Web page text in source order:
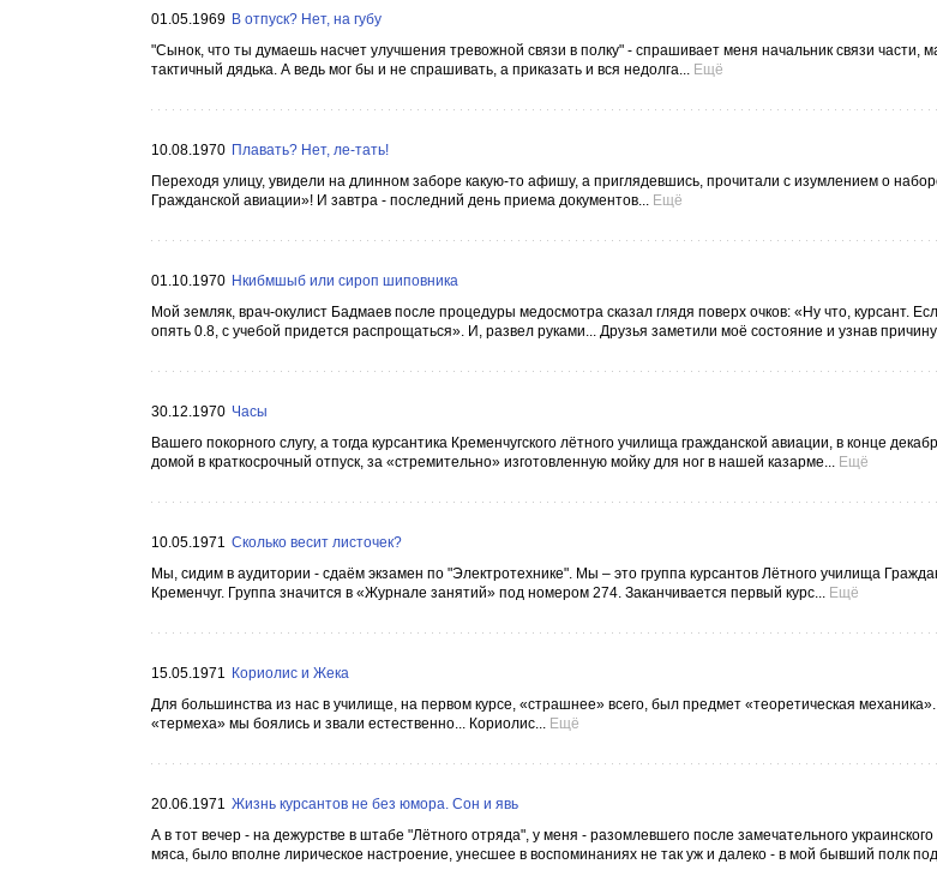
01.05.1969 В отпуск? Нет, на губу
"Сынок, что ты думаешь насчет улучшения тревожной связи в полку" - спрашивает меня начальник связи части,
тактичный дядька. А ведь мог бы и не спрашивать, а приказать и вся недолга... Ещё
10.08.1970 Плавать? Нет, ле-тать!
Переходя улицу, увидели на длинном заборе какую-то афишу, а приглядевшись, прочитали с изумлением о
Гражданской авиации»! И завтра - последний день приема документов... Ещё
01.10.1970 Нкибмшыб или сироп шиповника
Мой земляк, врач-окулист Бадмаев после процедуры медосмотра сказал глядя поверх очков: «Ну что, курсант.
опять 0.8, с учебой придется распрощаться». И, развел руками... Друзья заметили моё состояние и узнав
30.12.1970 Часы
Вашего покорного слугу, а тогда курсантика Кременчугского лётного училища гражданской авиации, в конце
домой в краткосрочный отпуск, за «стремительно» изготовленную мойку для ног в нашей казарме... Ещё
10.05.1971 Сколько весит листочек?
Мы, сидим в аудитории - сдаём экзамен по "Электротехнике". Мы – это группа курсантов Лётного училища
Кременчуг. Группа значится в «Журнале занятий» под номером 274. Заканчивается первый курс... Ещё
15.05.1971 Кориолис и Жека
Для большинства из нас в училище, на первом курсе, «страшнее» всего, был предмет «теоретическая
«термеха» мы боялись и звали естественно... Кориолис... Ещё
20.06.1971 Жизнь курсантов не без юмора. Сон и явь
А в тот вечер - на дежурстве в штабе "Лётного отряда", у меня - разомлевшего после замечательного
мяса, было вполне лирическое настроение, унесшее в воспоминаниях не так уж и далеко - в мой бывший полк